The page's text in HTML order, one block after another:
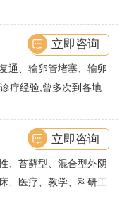
管粘连等女性输卵管性
等都有丰富诊疗经验
通、输卵管堵塞、输卵
连、宫腔粘连、多囊卵
疗经验,曾多次到各地
立即咨询
、苔藓型、混合型外阴
、医疗、教学、科研工
立即咨询